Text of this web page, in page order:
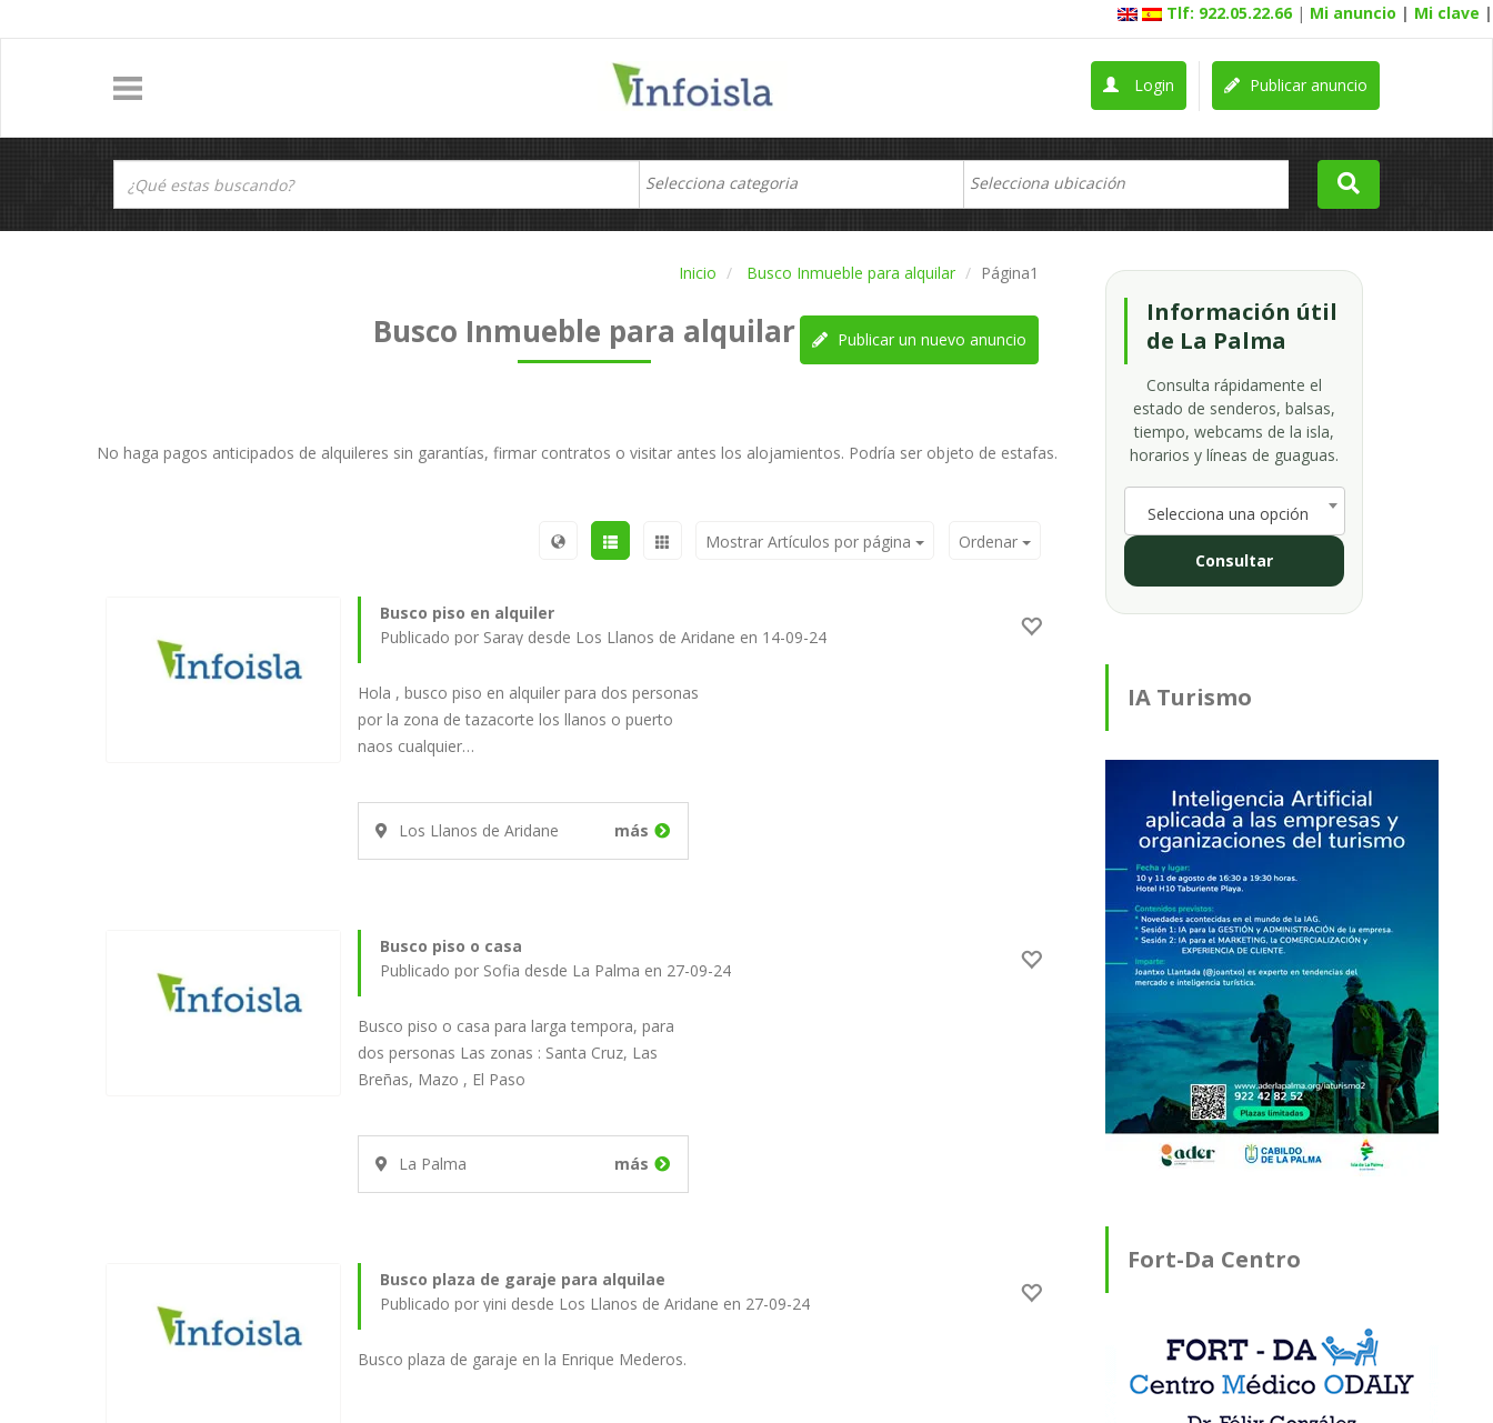
Tlf: 922.05.22.66 | Mi anuncio | Mi clave |
Publicar anuncio
Login
Inicio Busco Inmueble para alquilar Página1
Busco Inmueble para alquilar Publicar un nuevo anuncio
No haga pagos anticipados de alquileres sin garantías, firmar contratos o visitar antes los alojamientos. Podría ser objeto de estafas.
Ordenar
Mostrar Artículos por página
Busco piso en alquiler
Publicado por Saray desde Los Llanos de Aridane en 14-09-24
Hola , busco piso en alquiler para dos personas
por la zona de tazacorte los llanos o puerto
naos cualquier…
Los Llanos de Aridane más
Busco piso o casa
Publicado por Sofia desde La Palma en 27-09-24
Busco piso o casa para larga tempora, para
dos personas Las zonas : Santa Cruz, Las
Breñas, Mazo , El Paso
La Palma más
Busco plaza de garaje para alquilae
Publicado por yini desde Los Llanos de Aridane en 27-09-24
Busco plaza de garaje en la Enrique Mederos.
Información útil
de La Palma
Consulta rápidamente el
estado de senderos, balsas,
tiempo, webcams de la isla,
horarios y líneas de guaguas.
Selecciona una opción
Consultar
IA Turismo
Fort-Da Centro